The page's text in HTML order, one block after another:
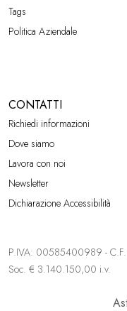
Tags
Politica Aziendale
CONTATTI
Richiedi informazioni
Dove siamo
Lavora con noi
Newsletter
Dichiarazione Accessibilità
P.IVA: 00585400989 -
Soc. € 3.140.150,00 i.v.